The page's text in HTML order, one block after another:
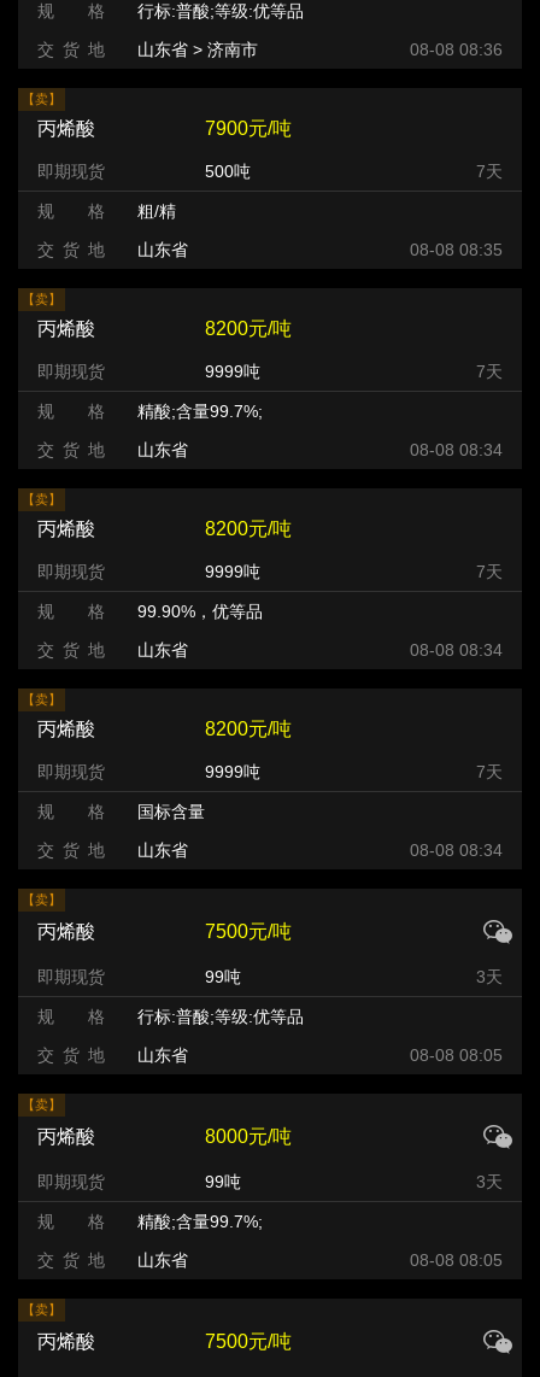
规 格
行标:普酸;等级:优等品
交 货 地
山东省 > 济南市 08-08 08:36
【卖】
丙烯酸 7900元/吨
即期现货 500吨 7天
规 格
粗/精
交 货 地
山东省 08-08 08:35
【卖】
丙烯酸 8200元/吨
即期现货 9999吨 7天
规 格
精酸;含量99.7%;
交 货 地
山东省 08-08 08:34
【卖】
丙烯酸 8200元/吨
即期现货 9999吨 7天
规 格
99.90%，优等品
交 货 地
山东省 08-08 08:34
【卖】
丙烯酸 8200元/吨
即期现货 9999吨 7天
规 格
国标含量
交 货 地
山东省 08-08 08:34
【卖】
丙烯酸 7500元/吨
即期现货 99吨 3天
规 格
行标:普酸;等级:优等品
交 货 地
山东省 08-08 08:05
【卖】
丙烯酸 8000元/吨
即期现货 99吨 3天
规 格
精酸;含量99.7%;
交 货 地
山东省 08-08 08:05
【卖】
丙烯酸 7500元/吨